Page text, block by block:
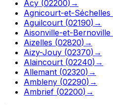
Acy (02200) →
Agnicourt-et-Séchelles
Aguilcourt (02190) →
Aisonville-et-Bernoville
Aizelles (02820) →
Aizy-Jouy (02370) →
Alaincourt (02240) →
Allemant (02320) →
Ambleny (02290) →
Ambrief (02200) →